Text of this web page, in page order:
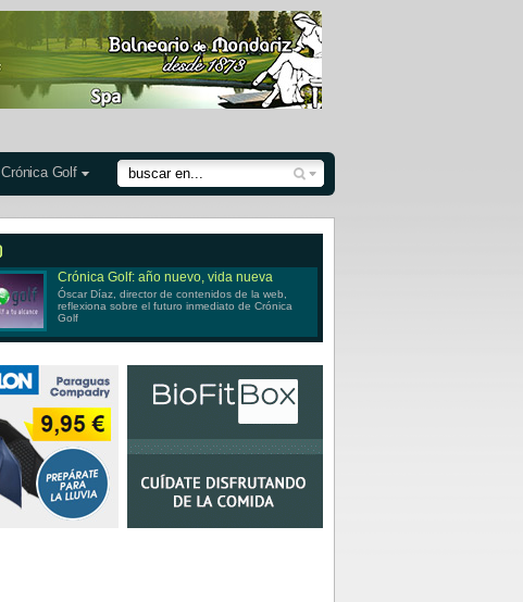
Crónica Golf
Crónica Golf: año nuevo, vida nueva
Óscar Díaz, director de contenidos de la web,
reflexiona sobre el futuro inmediato de Crónica
Golf